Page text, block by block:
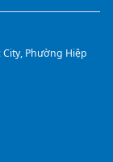
Phường Hiệp